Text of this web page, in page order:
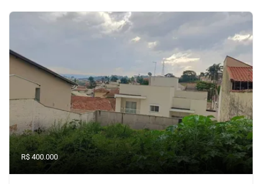
R$ 400.000